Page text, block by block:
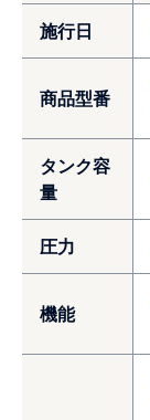
施行日
商品型番
タンク容
量
圧力
機能